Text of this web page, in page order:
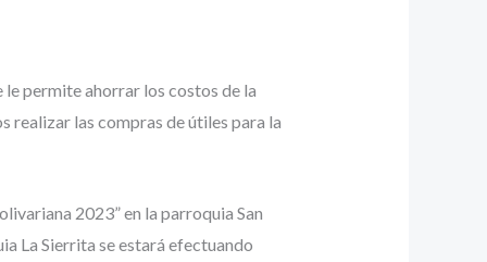
permite ahorrar los costos de la
realizar las compras de útiles para la
2023” en la parroquia San
La Sierrita se estará efectuando